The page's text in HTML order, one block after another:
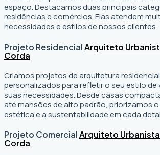
espaço. Destacamos duas principais
residências e comércios. Elas atendem
necessidades e estilos de nossos clientes.
Projeto ResidencialArquiteto
Corda
Criamos projetos de arquitetura
personalizados para refletir o seu estilo de
suas necessidades. Desde casas
até mansões de alto padrão, priorizamos
estética e a sustentabilidade em cada
Projeto ComercialArquiteto Urbanista
Corda